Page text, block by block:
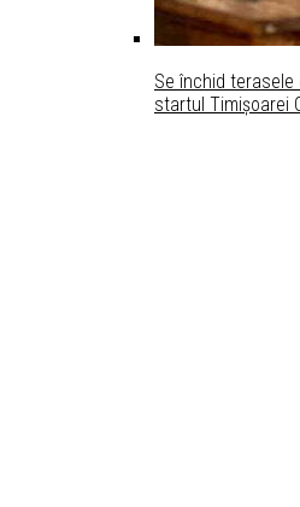
Se închid
startul Timişoarei